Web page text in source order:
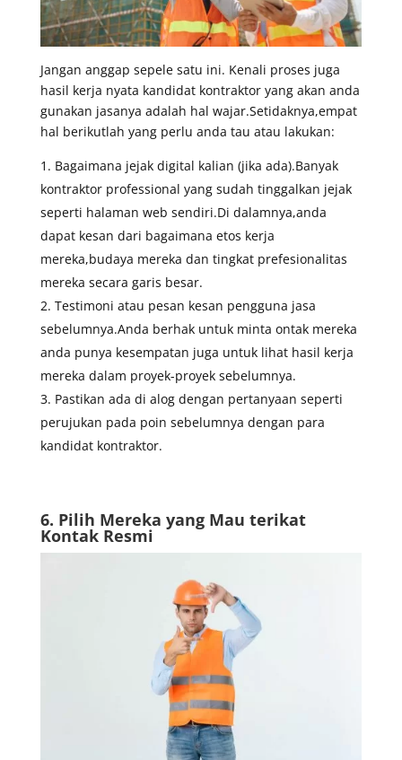
Jangan anggap sepele satu ini. Kenali proses juga
hasil kerja nyata kandidat kontraktor yang akan anda
gunakan jasanya adalah hal wajar.Setidaknya,empat
hal berikutlah yang perlu anda tau atau lakukan:
Bagaimana jejak digital kalian (jika ada).Banyak
kontraktor professional yang sudah tinggalkan jejak
seperti halaman web sendiri.Di dalamnya,anda
dapat kesan dari bagaimana etos kerja
mereka,budaya mereka dan tingkat prefesionalitas
mereka secara garis besar.
Testimoni atau pesan kesan pengguna jasa
sebelumnya.Anda berhak untuk minta ontak mereka
anda punya kesempatan juga untuk lihat hasil kerja
mereka dalam proyek-proyek sebelumnya.
Pastikan ada di alog dengan pertanyaan seperti
perujukan pada poin sebelumnya dengan para
kandidat kontraktor.
6. Pilih Mereka yang Mau terikat
Kontak Resmi